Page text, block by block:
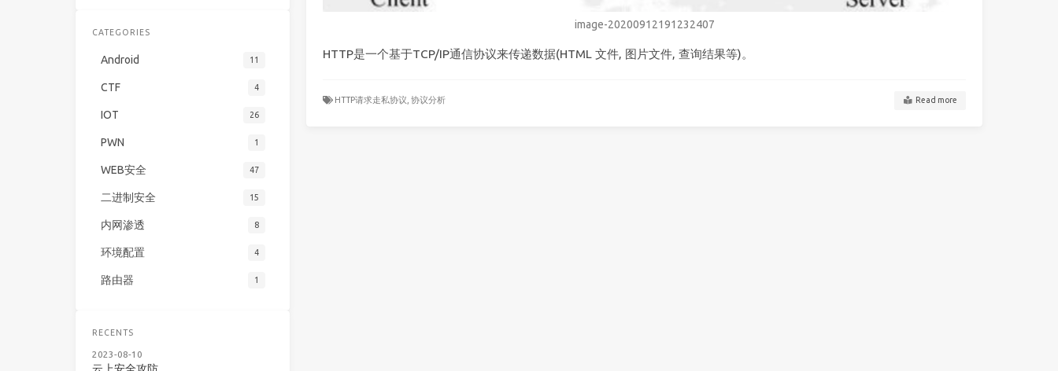
image-20200912191232407
HTTP是一个基于TCP/IP通信协议来传递数据(HTML 文件, 图片文件, 查询结果等)。
HTTP请求走私协议,协议分析 Read more
CATEGORIES
Android 11
CTF 4
IOT 26
PWN 1
WEB安全 47
二进制安全 15
内网渗透 8
环境配置 4
路由器 1
RECENTS
2023-08-10